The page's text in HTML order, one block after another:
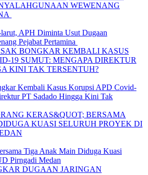
APH Diminta Usut Dugaan
Pejabat Pertamina
Kembali Kasus Korupsi APD Covid-
PT Sadado Hingga Kini Tak
Tiga Anak Main Diduga Kuasi
Pirngadi Medan